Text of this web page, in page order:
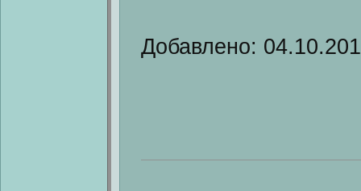
Добавлено: